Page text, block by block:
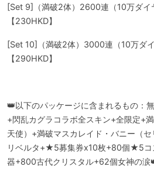
[Set 9]（満破2体）2600連（10万ダイ
【230HKD】
[Set 10]（満破2体）3000連（10万ダ
【290HKD】
👑以下のパッケージに含まれるもの：
+閃乱カグラコラボ全スキン+全限定+
天使）+満破マスカレイド・バニー（
リベルタ+★5募集券x10枚+80個★5コ
器+800古代クリスタル+62個女神の涙